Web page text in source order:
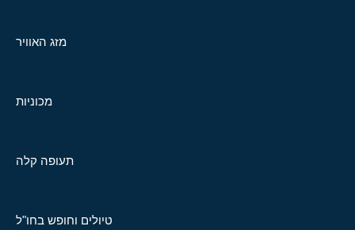
מזג האוויר
מכוניות
תעופה קלה
טיולים וחופש בחו"ל